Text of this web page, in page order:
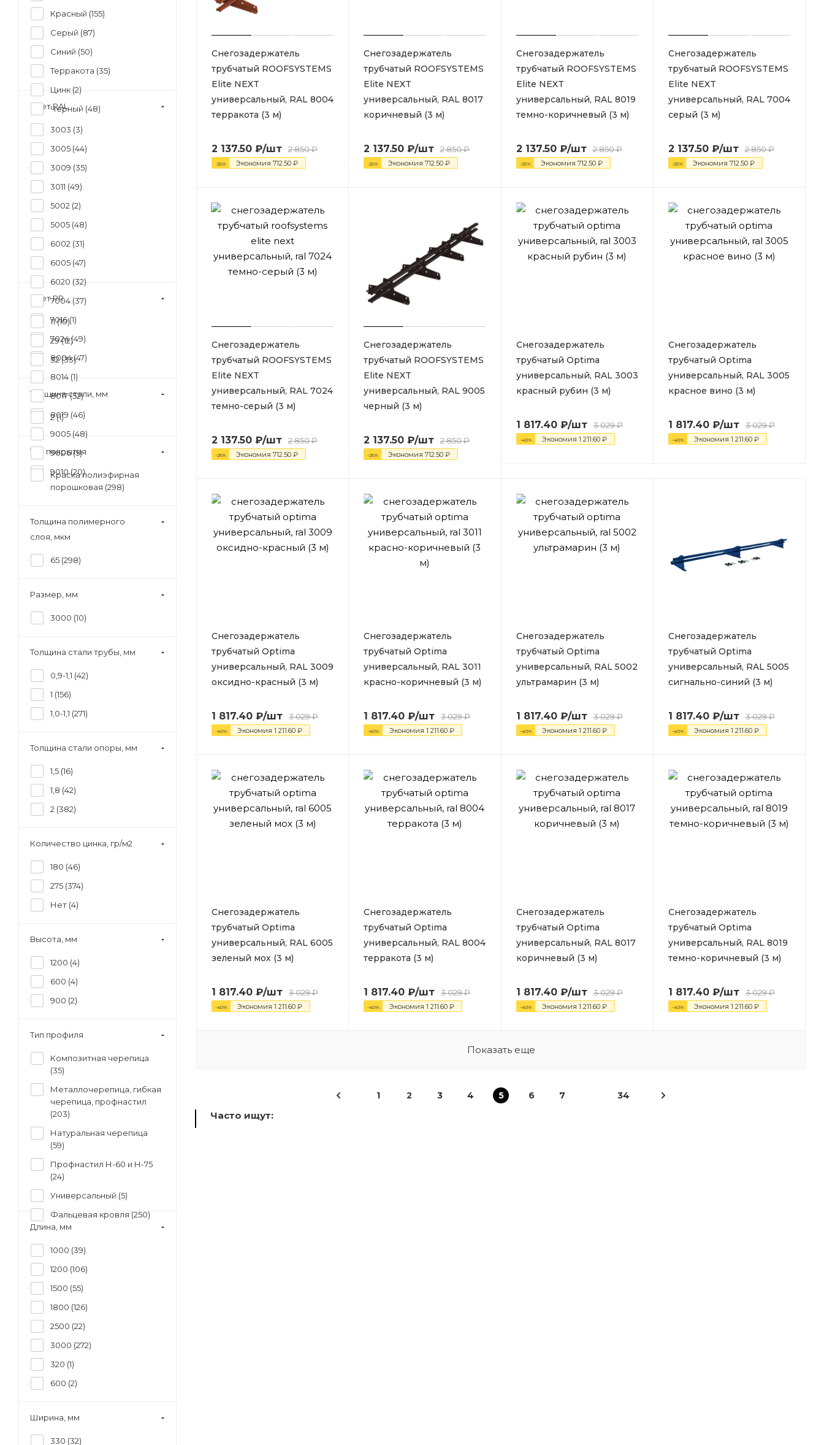
Снегозадержатель
трубчатый ROOFSYSTEMS
Elite NEXT
универсальный, RAL 8004
терракота (3 м)
2 137.50 ₽/шт 2 850₽
-25% Экономия 712.50 ₽
Снегозадержатель
трубчатый ROOFSYSTEMS
Elite NEXT
универсальный, RAL 8017
коричневый (3 м)
2 137.50 ₽/шт 2 850₽
-25% Экономия712.50 ₽
Снегозадержатель
трубчатый ROOFSYSTEMS
Elite NEXT
универсальный, RAL 8019
темно-коричневый (3 м)
2 137.50₽/шт 2 850₽
-25% Экономия 712.50₽
Снегозадержатель
трубчатый ROOFSYSTEMS
Elite NEXT
универсальный, RAL 7004
серый (3 м)
2 137.50₽/шт 2 850₽
-25% Экономия 712.50₽
Снегозадержатель
трубчатый ROOFSYSTEMS
Elite NEXT
универсальный, RAL 7024
темно-серый (3 м)
2 137.50 ₽/шт 2 850₽
-25% Экономия 712.50 ₽
Снегозадержатель
трубчатый ROOFSYSTEMS
Elite NEXT
универсальный, RAL 9005
черный (3 м)
2 137.50 ₽/шт 2 850₽
-25% Экономия712.50 ₽
Снегозадержатель
трубчатый Optima
универсальный, RAL 3003
красный рубин (3 м)
1 817.40₽/шт 3 029₽
-40% Экономия 1 211.60₽
Снегозадержатель
трубчатый Optima
универсальный, RAL 3005
красное вино (3 м)
1 817.40₽/шт 3 029₽
-40% Экономия 1 211.60₽
Снегозадержатель
трубчатый Optima
универсальный, RAL 3009
оксидно-красный (3 м)
1 817.40 ₽/шт 3 029₽
-40% Экономия 1 211.60 ₽
Снегозадержатель
трубчатый Optima
универсальный, RAL 3011
красно-коричневый (3 м)
1 817.40 ₽/шт 3 029₽
-40% Экономия1 211.60 ₽
Снегозадержатель
трубчатый Optima
универсальный, RAL 5002
ультрамарин (3 м)
1 817.40₽/шт 3 029₽
-40% Экономия 1 211.60₽
Снегозадержатель
трубчатый Optima
универсальный, RAL 5005
сигнально-синий (3 м)
1 817.40₽/шт 3 029₽
-40% Экономия 1 211.60₽
Снегозадержатель
трубчатый Optima
универсальный, RAL 6005
зеленый мох (3 м)
1 817.40 ₽/шт 3 029₽
-40% Экономия 1 211.60 ₽
Снегозадержатель
трубчатый Optima
универсальный, RAL 8004
терракота (3 м)
1 817.40 ₽/шт 3 029₽
-40% Экономия1 211.60 ₽
Снегозадержатель
трубчатый Optima
универсальный, RAL 8017
коричневый (3 м)
1 817.40₽/шт 3 029₽
-40% Экономия 1 211.60₽
Снегозадержатель
трубчатый Optima
универсальный, RAL 8019
темно-коричневый (3 м)
1 817.40₽/шт 3 029₽
-40% Экономия 1 211.60₽
Показать еще
1 2 3 4 5 6 7 34
Часто ищут:
Красный (155)
Серый (87)
Синий (50)
Терракота (35)
Цинк (2)
Черный (48)
Цвет RAL
3003 (3)
3005 (44)
3009 (35)
3011 (49)
5002 (2)
5005 (48)
6002 (31)
6005 (47)
6020 (32)
7004 (37)
7016 (1)
7024 (49)
8004 (47)
8014 (1)
8017 (52)
8019 (46)
9005 (48)
9006 (5)
9010 (20)
Цвет RR
11 (10)
29 (12)
32 (33)
Толщина стали, мм
2 (1)
Тип покрытия
Краска полиэфирная
порошковая (298)
Толщина полимерного
слоя, мкм
65 (298)
Размер, мм
3000 (10)
Толщина стали трубы, мм
0,9-1,1 (42)
1 (156)
1,0-1,1 (271)
Толщина стали опоры, мм
1,5 (16)
1,8 (42)
2 (382)
Количество цинка, гр/м2
180 (46)
275 (374)
Нет (4)
Высота, мм
1200 (4)
600 (4)
900 (2)
Тип профиля
Композитная черепица
(35)
Металлочерепица, гибкая
черепица, профнастил
(203)
Натуральная черепица
(59)
Профнастил Н-60 и Н-75
(24)
Универсальный (5)
Фальцевая кровля (250)
Длина, мм
1000 (39)
1200 (106)
1500 (55)
1800 (126)
2500 (22)
3000 (272)
320 (1)
600 (2)
Ширина, мм
330 (32)